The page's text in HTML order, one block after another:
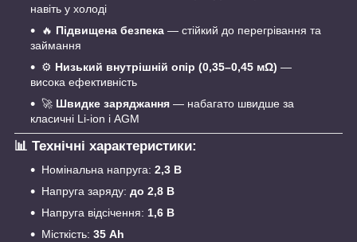
навіть у холоді
🔥 Підвищена безпека — стійкий до перегрівання та
займання
⚙️ Низький внутрішній опір (0,35–0,45 мΩ) —
висока ефективність
🚀 Швидке заряджання — набагато швидше за
класичні Li-ion і AGM
📊 Технічні характеристики:
Номінальна напруга: 2,3 В
Напруга заряду: до 2,8 В
Напруга відсічення: 1,6 В
Місткість: 35 Ah